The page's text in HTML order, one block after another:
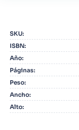
SKU:
ISBN:
Año:
Páginas:
Peso:
Ancho:
Alto:
2. Blue Lock
3.
4. Odisea
5. Manga
6.